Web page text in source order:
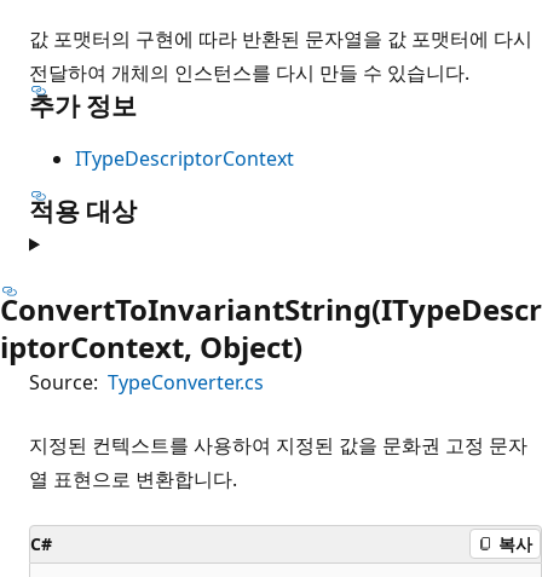
값 포맷터의 구현에 따라 반환된 문자열을 값 포맷터에 다시
전달하여 개체의 인스턴스를 다시 만들 수 있습니다.
추가 정보
ITypeDescriptorContext
적용 대상
ConvertToInvariantString(ITypeDescr
iptorContext, Object)
Source: TypeConverter.cs
지정된 컨텍스트를 사용하여 지정된 값을 문화권 고정 문자
열 표현으로 변환합니다.
C# 복사